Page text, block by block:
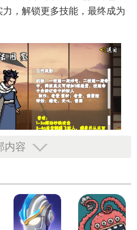
，解锁更多技能，最终成为
像素风格，完美还原《火影忍
内容